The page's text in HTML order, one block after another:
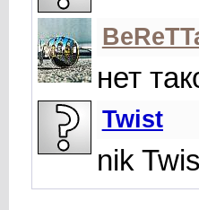
нет
Twist
nik